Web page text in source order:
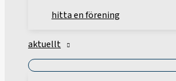
hitta en förening
aktuellt